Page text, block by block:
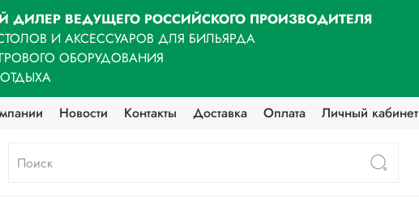
ВЕДУЩЕГО РОССИЙСКОГО ПРОИЗВОДИТЕЛЯ
И АКСЕССУАРОВ ДЛЯ БИЛЬЯРДА
ОБОРУДОВАНИЯ
Новости Контакты Доставка Оплата Личный кабинет